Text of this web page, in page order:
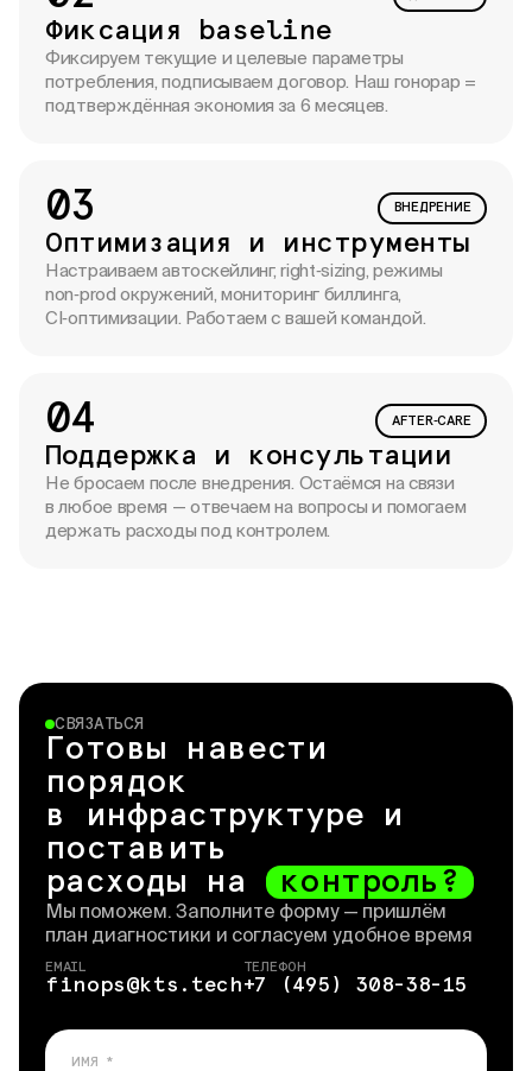
Фиксация baseline
Фиксируем текущие и целевые параметры
потребления, подписываем договор. Наш гонорар =
подтверждённая экономия за 6 месяцев.
03 ВНЕДРЕНИЕ
Оптимизация и инструменты
Настраиваем автоскейлинг, right‑sizing, режимы
non‑prod окружений, мониторинг биллинга,
CI‑оптимизации. Работаем с вашей командой.
04 AFTER‑CARE
Поддержка и консультации
Не бросаем после внедрения. Остаёмся на связи
в любое время — отвечаем на вопросы и помогаем
держать расходы под контролем.
СВЯЗАТЬСЯ
Готовы навести
порядок
в инфраструктуре и
поставить
расходы на
контроль?
Мы поможем. Заполните форму — пришлём
план диагностики и согласуем удобное время
EMAIL
finops@kts.tech
ТЕЛЕФОН
+7 (495) 308-38-15
ИМЯ *